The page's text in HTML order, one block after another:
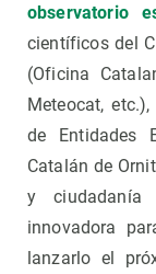
observatorio
científicos del
(Oficina
Meteocat,
de Entidades
Catalán de
y ciudadanía
innovadora
lanzarlo el